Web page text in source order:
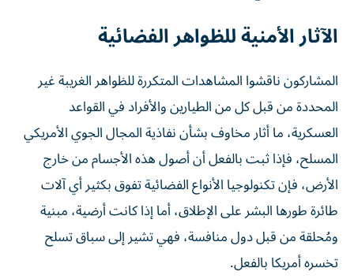
الآثار الأمنية للظواهر الفضائية
المشاركون ناقشوا المشاهدات المتكررة للظواهر الغريبة غير
المحددة من قبل كل من الطيارين والأفراد في القواعد
العسكرية، ما أثار مخاوف بشأن نفاذية المجال الجوي الأمريكي
المسلح، فإذا ثبت بالفعل أن أصول هذه الأجسام من خارج
الأرض، فإن تكنولوجيا الأنواع الفضائية تفوق بكثير أي آلات
طائرة طورها البشر على الإطلاق، أما إذا كانت أرضية، مبنية
ومُحلقة من قبل دول منافسة، فهي تشير إلى سباق تسلح
تخسره أمريكا بالفعل.